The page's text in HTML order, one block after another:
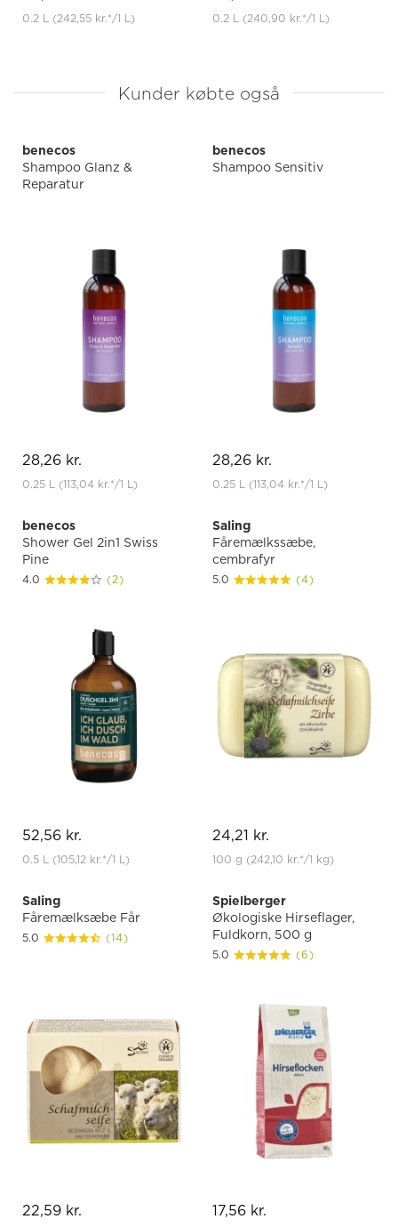
0.2 L (242,55 kr.*/1 L) 0.2 L (240,90 kr.*/1 L)
Kunder købte også
benecos
Shampoo Glanz &
Reparatur
28,26 kr.
0.25 L (113,04 kr.*/1 L)
benecos
Shampoo Sensitiv
28,26 kr.
0.25 L (113,04 kr.*/1 L)
benecos
Shower Gel 2in1 Swiss
Pine
4.0 (2)
52,56 kr.
0.5 L (105,12 kr.*/1 L)
Saling
Fåremælkssæbe,
cembrafyr
5.0 (4)
24,21 kr.
100 g (242,10 kr.*/1 kg)
Saling
Fåremælksæbe Får
5.0 (14)
22,59 kr.
Spielberger
Økologiske Hirseflager,
Fuldkorn, 500 g
5.0 (6)
17,56 kr.